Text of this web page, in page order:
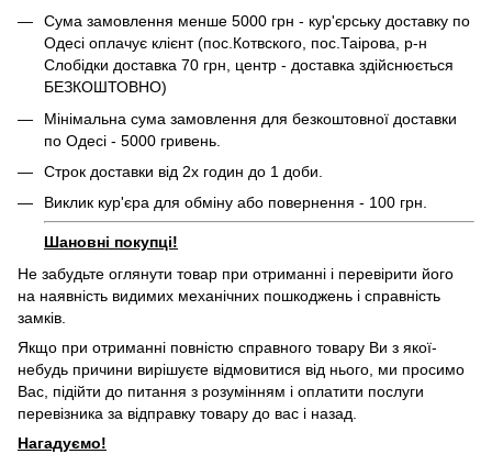
Сума замовлення менше 5000 грн - кур'єрську доставку по
Одесі оплачує клієнт (пос.Котвского, пос.Таірова, р-н
Слобідки доставка 70 грн, центр - доставка здійснюється
БЕЗКОШТОВНО)
Мінімальна сума замовлення для безкоштовної доставки
по Одесі - 5000 гривень.
Строк доставки від 2х годин до 1 доби.
Виклик кур'єра для обміну або повернення - 100 грн.
Шановні покупці!
Не забудьте оглянути товар при отриманні і перевірити його
на наявність видимих ​​механічних пошкоджень і справність
замків.
Якщо при отриманні повністю справного товару Ви з якої-
небудь причини вирішуєте відмовитися від нього, ми просимо
Вас, підійти до питання з розумінням і оплатити послуги
перевізника за відправку товару до вас і назад.
Нагадуємо!